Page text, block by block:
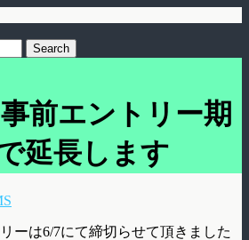
前エントリー期
延長します
ーは6/7にて締切らせて頂きました